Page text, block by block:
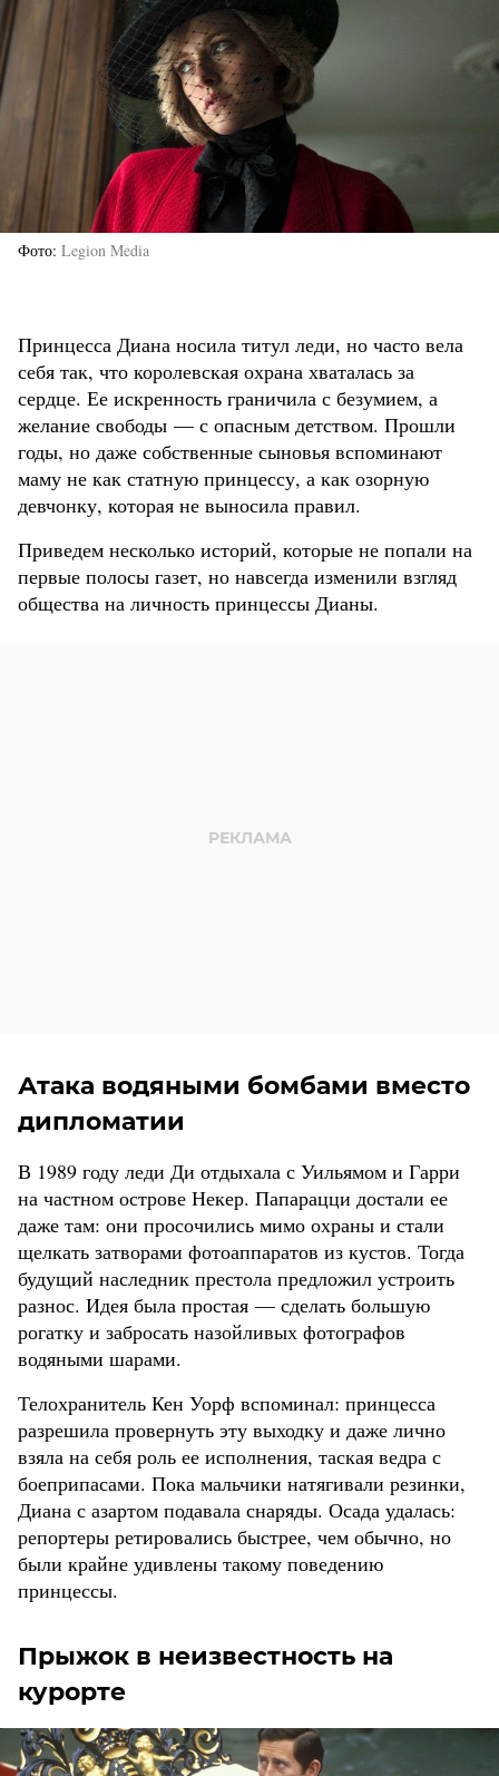
Фото Legion Media
Принцесса Диана носила титул леди, но часто вела
себя так, что королевская охрана хваталась за
сердце. Ее искренность граничила с безумием, а
желание свободы — с опасным детством. Прошли
годы, но даже собственные сыновья вспоминают
маму не как статную принцессу, а как озорную
девчонку, которая не выносила правил.
Приведем несколько историй, которые не попали на
первые полосы газет, но навсегда изменили взгляд
общества на личность принцессы Дианы.
Атака водяными бомбами вместо
дипломатии
В 1989 году леди Ди отдыхала с Уильямом и Гарри
на частном острове Некер. Папарацци достали ее
даже там: они просочились мимо охраны и стали
щелкать затворами фотоаппаратов из кустов. Тогда
будущий наследник престола предложил устроить
разнос. Идея была простая — сделать большую
рогатку и забросать назойливых фотографов
водяными шарами.
Телохранитель Кен Уорф вспоминал: принцесса
разрешила провернуть эту выходку и даже лично
взяла на себя роль ее исполнения, таская ведра с
боеприпасами. Пока мальчики натягивали резинки,
Диана с азартом подавала снаряды. Осада удалась:
репортеры ретировались быстрее, чем обычно, но
были крайне удивлены такому поведению
принцессы.
Прыжок в неизвестность на
курорте